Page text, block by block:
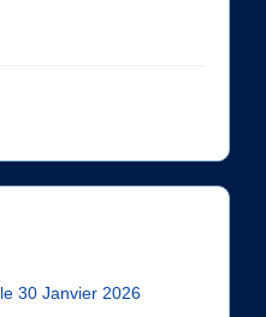
le 30 Janvier 2026